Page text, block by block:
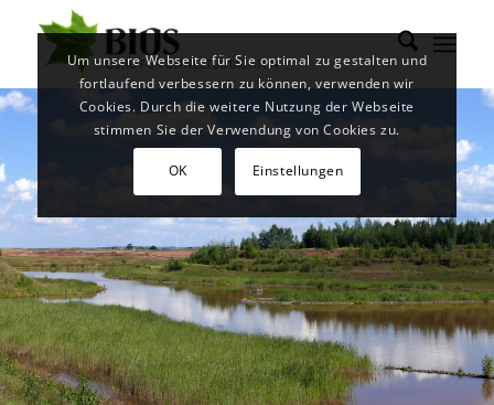
Um unsere Webseite für Sie optimal zu gestalten und
fortlaufend verbessern zu können, verwenden wir
Cookies. Durch die weitere Nutzung der Webseite
stimmen Sie der Verwendung von Cookies zu.
OK Einstellungen